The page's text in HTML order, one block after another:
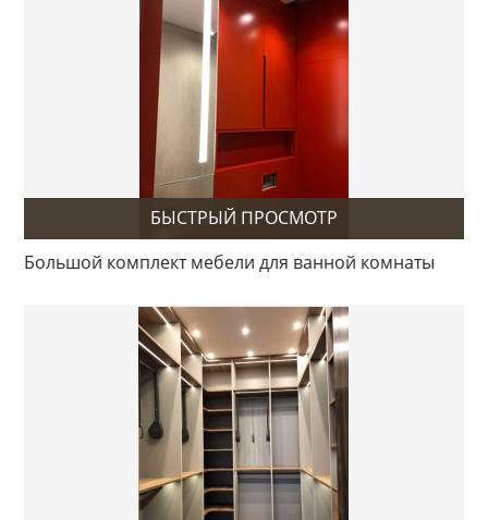
БЫСТРЫЙ ПРОСМОТР
Большой комплект мебели для ванной комнаты